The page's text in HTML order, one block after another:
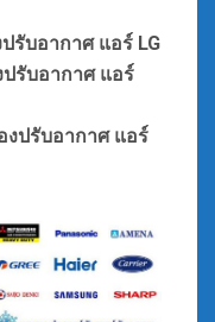
รับอากาศ แอร์ LG
ปรับอากาศ แอร์
งปรับอากาศ แอร์